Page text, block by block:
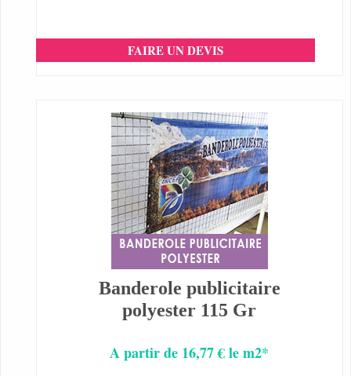
FAIRE UN DEVIS
Banderole publicitaire
polyester 115 Gr
A partir de 16,77 € le m2*